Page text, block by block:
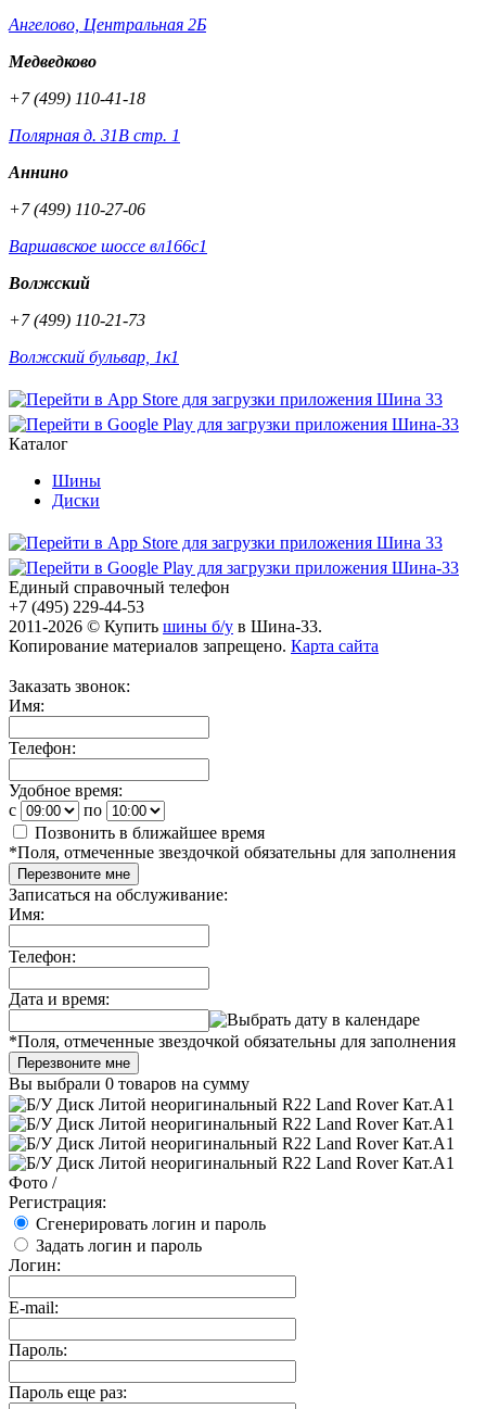
Ангелово, Центральная 2Б
Медведково
+7 (499) 110-41-18
Полярная д. 31В стр. 1
Аннино
+7 (499) 110-27-06
Варшавское шоссе вл166с1
Волжский
+7 (499) 110-21-73
Волжский бульвар, 1к1
Каталог
Шины
Диски
Единый справочный телефон
+7 (495) 229-44-53
2011-2026 © Купить шины б/у в Шина-33.
Копирование материалов запрещено. Карта сайта
Заказать звонок:
Имя:
Телефон:
Удобное время:
c
по
Позвонить в ближайшее время
*Поля, отмеченные звездочкой обязательны для заполнения
Перезвоните мне
Записаться на обслуживание:
Имя:
Телефон:
Дата и время:
*Поля, отмеченные звездочкой обязательны для заполнения
Перезвоните мне
Вы выбрали 0 товаров на сумму
Фото /
Регистрация:
Сгенерировать логин и пароль
Задать логин и пароль
Логин:
E-mail:
Пароль:
Пароль еще раз: